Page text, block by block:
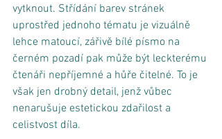
vytknout. Střídání barev stránek
uprostřed jednoho tématu je vizuálně
lehce matoucí, zářivě bílé písmo na
černém pozadí pak může být leckterému
čtenáři nepříjemné a hůře čitelné. To je
však jen drobný detail, jenž vůbec
nenarušuje estetickou zdařilost a
celistvost díla.